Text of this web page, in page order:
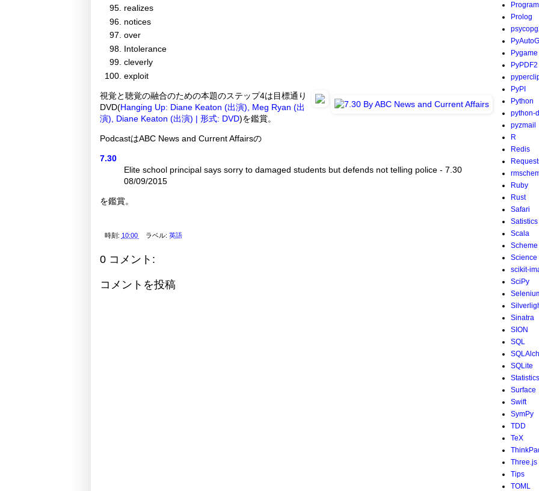
realizes
notices
over
Intolerance
cleverly
exploit
視覚と聴覚の融合のための本題のステップ4は目標通り
DVD(Hanging Up: Diane Keaton (出演), Meg Ryan (出
演), Diane Keaton (出演) | 形式: DVD)を鑑賞。
PodcastはABC News and Current Affairsの
7.30
Elite school principal says sorry to damaged students but defends not telling police - 7.30
08/09/2015
を鑑賞。
時刻: 10:00 ラベル:英語
0 コメント:
コメントを投稿
Prolog
Pygame
PyPDF2
PyPI
Python
python-
pyzmail
R
Redis
Ruby
Rust
Safari
Satistics
Scala
Scheme
Science
scikit-
SciPy
Sinatra
SION
SQL
SQLite
Statistics
Surface
Swift
SymPy
TDD
TeX
Three.js
Tips
TOML